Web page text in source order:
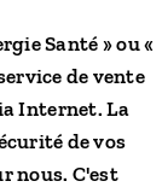
Santé » ou «
de vente
Internet. La
de vos
nous. C'est